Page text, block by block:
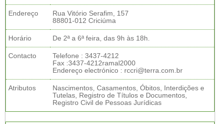
Endereço
Rua Vitório Serafim, 157
88801-012 Criciúma
Horário De 2ª a 6ª feira, das 9h às 18h.
Contacto
Telefone : 3437-4212
Fax :3437-4212ramal2000
Endereço electrónico : rccri@terra.com.br
Atributos
Nascimentos, Casamentos, Óbitos, Interdições e
Tutelas, Registro de Títulos e Documentos,
Registro Civil de Pessoas Jurídicas